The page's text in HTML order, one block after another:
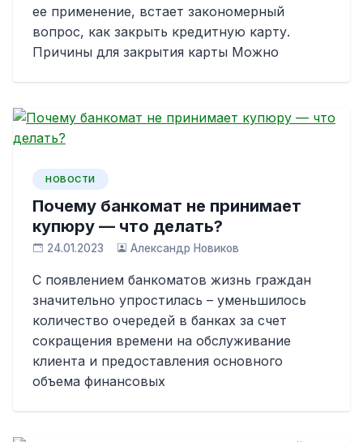
ее применение, встает закономерный
вопрос, как закрыть кредитную карту.
Причины для закрытия карты Можно
НОВОСТИ
Почему банкомат не принимает
купюру — что делать?
24.01.2023 Александр Новиков
С появлением банкоматов жизнь граждан
значительно упростилась – уменьшилось
количество очередей в банках за счет
сокращения времени на обслуживание
клиента и предоставления основного
объема финансовых